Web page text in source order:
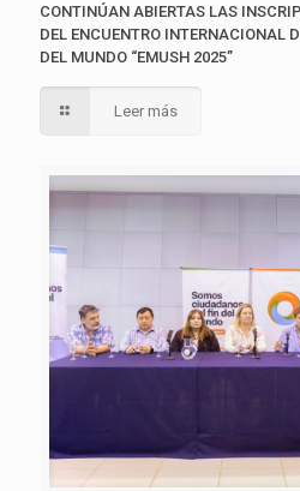
CONTINÚAN ABIERTAS LAS
DEL ENCUENTRO INTERNACIONAL
DEL MUNDO “EMUSH 2025”
Leer más